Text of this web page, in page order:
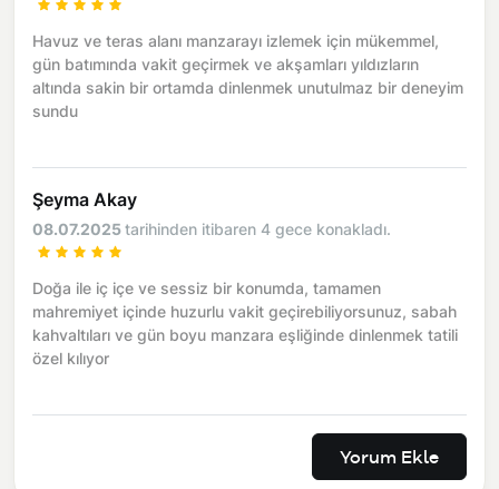
Havuz ve teras alanı manzarayı izlemek için mükemmel,
gün batımında vakit geçirmek ve akşamları yıldızların
altında sakin bir ortamda dinlenmek unutulmaz bir deneyim
sundu
Şeyma Akay
08.07.2025tarihinden itibaren 4 gece konakladı.
Doğa ile iç içe ve sessiz bir konumda, tamamen
mahremiyet içinde huzurlu vakit geçirebiliyorsunuz, sabah
kahvaltıları ve gün boyu manzara eşliğinde dinlenmek tatili
özel kılıyor
Yorum Ekle